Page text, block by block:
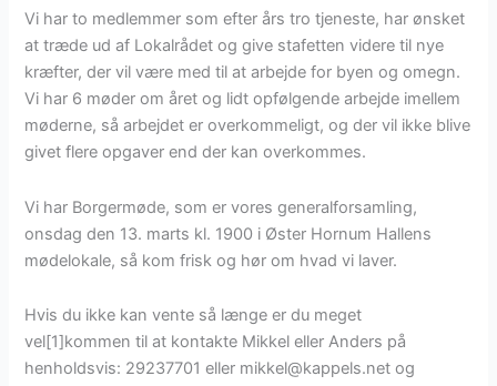
Vi har to medlemmer som efter års tro tjeneste, har ønsket
at træde ud af Lokalrådet og give stafetten videre til nye
kræfter, der vil være med til at arbejde for byen og omegn.
Vi har 6 møder om året og lidt opfølgende arbejde imellem
møderne, så arbejdet er overkommeligt, og der vil ikke blive
givet flere opgaver end der kan overkommes.
Vi har Borgermøde, som er vores generalforsamling,
onsdag den 13. marts kl. 1900 i Øster Hornum Hallens
mødelokale, så kom frisk og hør om hvad vi laver.
Hvis du ikke kan vente så længe er du meget
vel[1]kommen til at kontakte Mikkel eller Anders på
henholdsvis: 29237701 eller mikkel@kappels.net og